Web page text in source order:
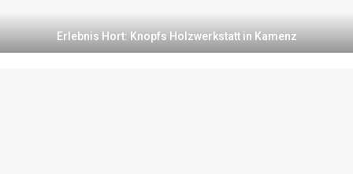
Erlebnis Hort: Knopfs Holzwerkstatt in Kamenz